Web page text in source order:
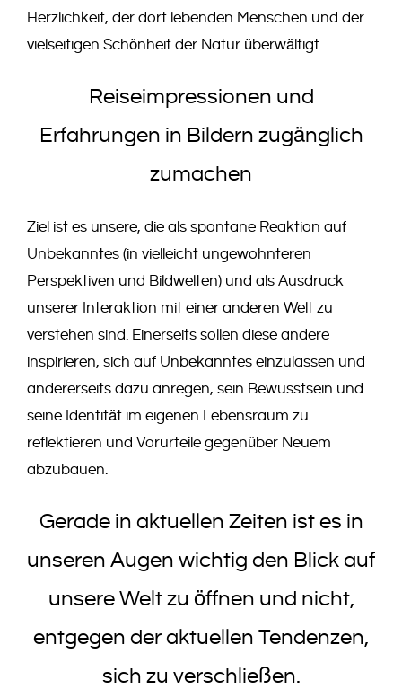
Herzlichkeit, der dort lebenden Menschen und der
vielseitigen Schönheit der Natur überwältigt.
Reiseimpressionen und
Erfahrungen in Bildern zugänglich
zumachen
Ziel ist es unsere, die als spontane Reaktion auf
Unbekanntes (in vielleicht ungewohnteren
Perspektiven und Bildwelten) und als Ausdruck
unserer Interaktion mit einer anderen Welt zu
verstehen sind. Einerseits sollen diese andere
inspirieren, sich auf Unbekanntes einzulassen und
andererseits dazu anregen, sein Bewusstsein und
seine Identität im eigenen Lebensraum zu
reflektieren und Vorurteile gegenüber Neuem
abzubauen.
Gerade in aktuellen Zeiten ist es in
unseren Augen wichtig den Blick auf
unsere Welt zu öffnen und nicht,
entgegen der aktuellen Tendenzen,
sich zu verschließen.